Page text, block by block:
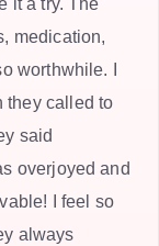
it a try. The
medication,
worthwhile. I
they called to
said
overjoyed and
I feel so
always